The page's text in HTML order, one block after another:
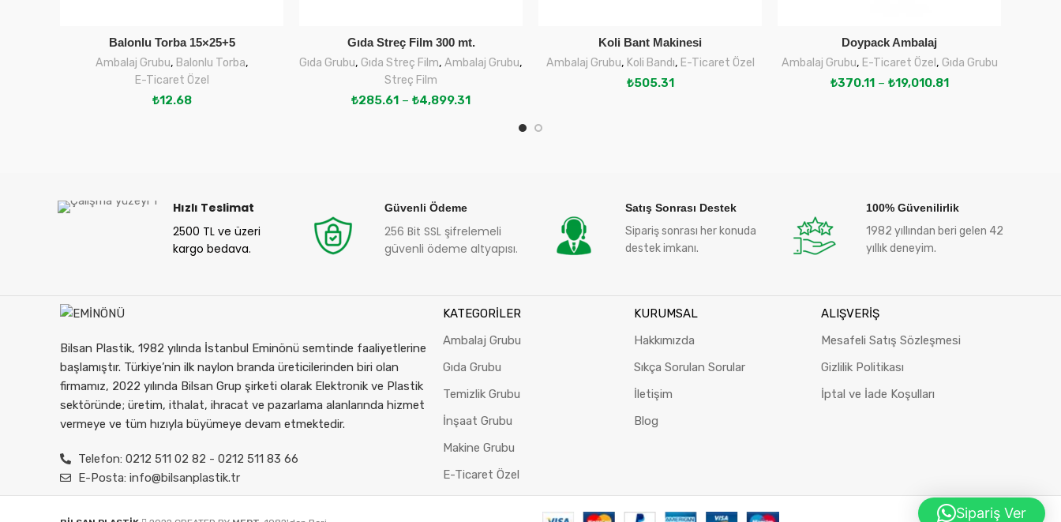
SEPETE EKLE
Balonlu Torba 15×25+5
Ambalaj Grubu, Balonlu Torba,
E-Ticaret Özel
₺12.68
SEÇENEKLER
Gıda Streç Film 300 mt.
Gıda Grubu, Gıda Streç Film, Ambalaj Grubu,
Streç Film
₺285.61 – ₺4,899.31
SEPETE EKLE
Koli Bant Makinesi
Ambalaj Grubu, Koli Bandı, E-Ticaret Özel
₺505.31
SEÇENEKLER
Doypack Ambalaj
Ambalaj Grubu, E-Ticaret Özel , Gıda Grubu
₺370.11 – ₺19,010.81
Hızlı Teslimat
2500 TL ve üzeri
kargo bedava.
Güvenli Ödeme
256 Bit SSL şifrelemeli
güvenli ödeme altyapısı.
Satış Sonrası Destek
Sipariş sonrası her konuda
destek imkanı.
100% Güvenilirlik
1982 yıllından beri gelen 42
yıllık deneyim.
Bilsan Plastik, 1982 yılında İstanbul Eminönü semtinde faaliyetlerine
başlamıştır. Türkiye’nin ilk naylon branda üreticilerinden biri olan
firmamız, 2022 yılında Bilsan Grup şirketi olarak Elektronik ve Plastik
sektöründe; üretim, ithalat, ihracat ve pazarlama alanlarında hizmet
vermeye ve tüm hızıyla büyümeye devam etmektedir.
Telefon: 0212 511 02 82 - 0212 511 83 66
E-Posta: info@bilsanplastik.tr
KATEGORİLER
Ambalaj Grubu
Gıda Grubu
Temizlik Grubu
İnşaat Grubu
Makine Grubu
E-Ticaret Özel
KURUMSAL
Hakkımızda
Sıkça Sorulan Sorular
İletişim
Blog
ALIŞVERİŞ
Mesafeli Satış Sözleşmesi
Gizlilik Politikası
İptal ve İade Koşulları
Sipariş Ver